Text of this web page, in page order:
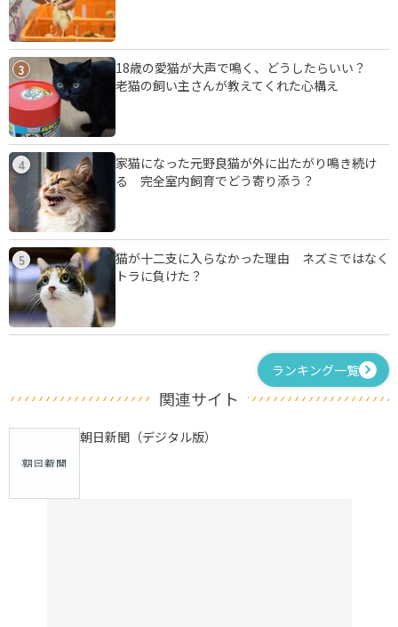
3
18歳の愛猫が大声で鳴く、どうしたらいい？
老猫の飼い主さんが教えてくれた心構え
4
家猫になった元野良猫が外に出たがり鳴き続け
る 完全室内飼育でどう寄り添う？
5
猫が十二支に入らなかった理由 ネズミではなく
トラに負けた？
ランキング一覧
関連サイト
朝日新聞（デジタル版）